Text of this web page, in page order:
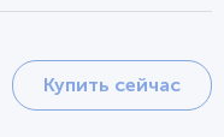
Купить сейчас